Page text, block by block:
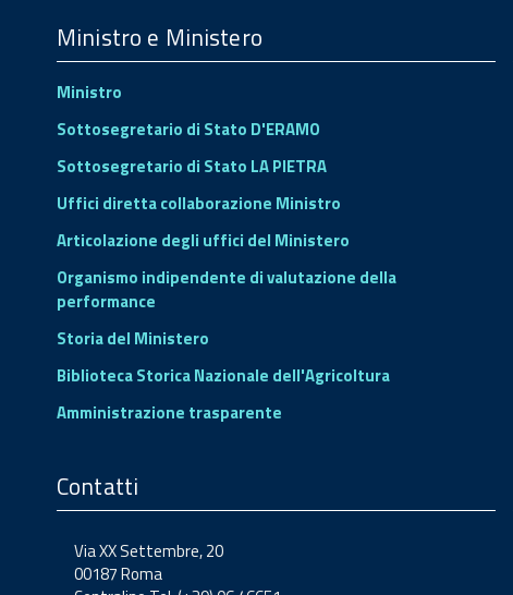
Footer
Ministro e Ministero
Ministro
Sottosegretario di Stato D'ERAMO
Sottosegretario di Stato LA PIETRA
Uffici diretta collaborazione Ministro
Articolazione degli uffici del Ministero
Organismo indipendente di valutazione della
performance
Storia del Ministero
Biblioteca Storica Nazionale dell'Agricoltura
Amministrazione trasparente
Contatti
Via XX Settembre, 20
00187 Roma